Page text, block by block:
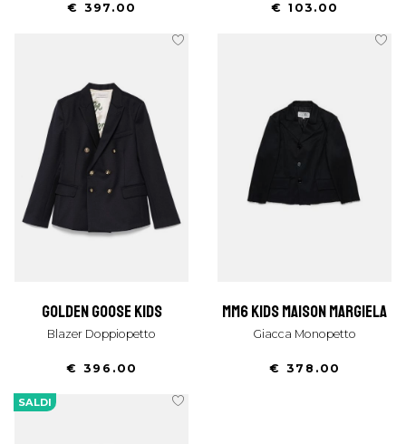
€ 397.00
€ 103.00
golden goose kids
Blazer Doppiopetto
€ 396.00
mm6 kids maison margiela
Giacca Monopetto
€ 378.00
SALDI